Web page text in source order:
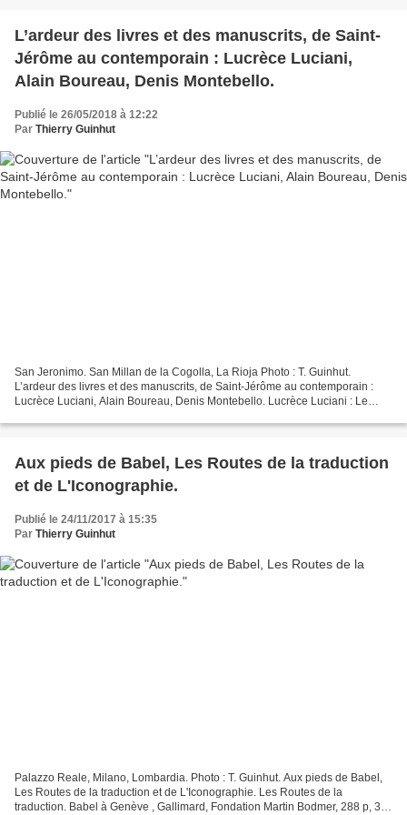
L’ardeur des livres et des manuscrits, de Saint-
Jérôme au contemporain : Lucrèce Luciani,
Alain Boureau, Denis Montebello.
Publié le 26/05/2018 à 12:22
Par Thierry Guinhut
San Jeronimo. San Millan de la Cogolla, La Rioja Photo : T. Guinhut.
L’ardeur des livres et des manuscrits, de Saint-Jérôme au contemporain :
Lucrèce Luciani, Alain Boureau, Denis Montebello. Lucrèce Luciani : Le
Aux pieds de Babel, Les Routes de la traduction
et de L'Iconographie.
Publié le 24/11/2017 à 15:35
Par Thierry Guinhut
Palazzo Reale, Milano, Lombardia. Photo : T. Guinhut. Aux pieds de Babel,
Les Routes de la traduction et de L'Iconographie. Les Routes de la
traduction. Babel à Genève , Gallimard, Fondation Martin Bodmer, 288 p, 39